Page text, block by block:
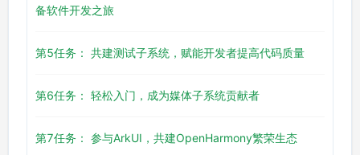
备软件开发之旅
第5任务： 共建测试子系统，赋能开发者提高代码质量
第6任务： 轻松入门，成为媒体子系统贡献者
第7任务： 参与ArkUI，共建OpenHarmony繁荣生态